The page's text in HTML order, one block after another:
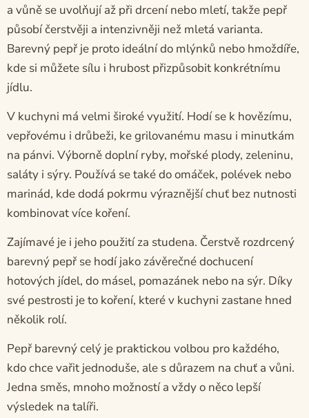
a vůně se uvolňují až při drcení nebo mletí, takže pepř
působí čerstvěji a intenzivněji než mletá varianta.
Barevný pepř je proto ideální do mlýnků nebo hmoždíře,
kde si můžete sílu i hrubost přizpůsobit konkrétnímu
jídlu.
V kuchyni má velmi široké využití. Hodí se k hovězímu,
vepřovému i drůbeži, ke grilovanému masu i minutkám
na pánvi. Výborně doplní ryby, mořské plody, zeleninu,
saláty i sýry. Používá se také do omáček, polévek nebo
marinád, kde dodá pokrmu výraznější chuť bez nutnosti
kombinovat více koření.
Zajímavé je i jeho použití za studena. Čerstvě rozdrcený
barevný pepř se hodí jako závěrečné dochucení
hotových jídel, do másel, pomazánek nebo na sýr. Díky
své pestrosti je to koření, které v kuchyni zastane hned
několik rolí.
Pepř barevný celý je praktickou volbou pro každého,
kdo chce vařit jednoduše, ale s důrazem na chuť a vůni.
Jedna směs, mnoho možností a vždy o něco lepší
výsledek na talíři.